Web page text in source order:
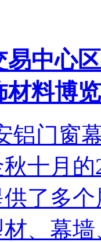
中心
材料博
铝门窗
十月
了多
、幕